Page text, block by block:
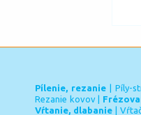
Pílenie, rezanie| Píly-
Rezanie kovov|
Vŕtanie, dlabanie|